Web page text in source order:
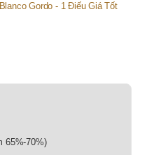
Gordo - 1 Điếu Giá Tốt
65%-70%)